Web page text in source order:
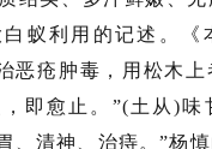
蚁利用的记述。《
恶疮肿毒，用松木
即愈止。”(土从)味
、清神、治痔。”杨